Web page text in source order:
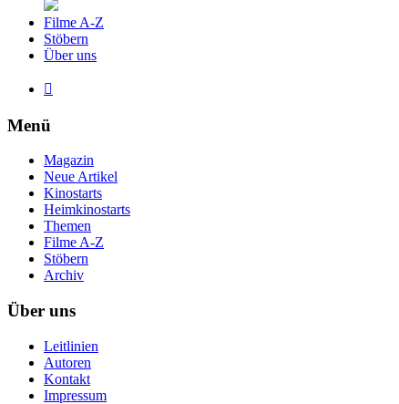
Filme A-Z
Stöbern
Über uns

Menü
Magazin
Neue Artikel
Kinostarts
Heimkinostarts
Themen
Filme A-Z
Stöbern
Archiv
Über uns
Leitlinien
Autoren
Kontakt
Impressum